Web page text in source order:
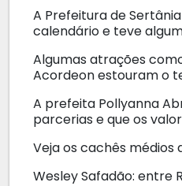
A Prefeitura de
calendário e teve
Algumas atrações
Acordeon estouram o
A prefeita Pollyanna
parcerias e que os
Veja os cachês médios
Wesley Safadão: entre